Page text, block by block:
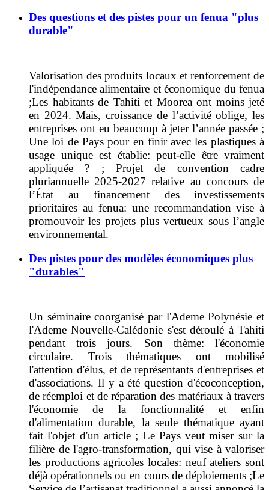
Des questions et des pistes pour un fenua "plus
durable"
Valorisation des produits locaux et renforcement de
l'indépendance alimentaire et économique du fenua
;Les habitants de Tahiti et Moorea ont moins jeté
en 2024. Mais,croissance de l’activité oblige, les
entreprises ont eu beaucoup à jeter l’année passée ;
Une loi de Pays pour en finir avec les plastiques à
usage unique est établie: peut-elle être vraiment
appliquée ? ; Projet de convention cadre
pluriannuelle 2025-2027relative au concours de
l’État au financement des investissements
prioritaires au fenua: une recommandationvise à
promouvoir les projets plus vertueux sous l’angle
environnemental.
Des pistes pour des modèles économiques plus
"durables"
Un séminaire coorganisé par l'Ademe Polynésie et
l'Ademe Nouvelle-Calédonie s'est déroulé à Tahiti
pendant trois jours. Son thème: l'économie
circulaire. Trois thématiques ont mobilisé
l'attention d'élus, et de représentants d'entreprises et
d'associations. Il y a été question d'écoconception,
de réemploi et de réparation des matériaux à travers
l'économie de la fonctionnalité et enfin
d'alimentation durable, la seule thématique ayant
fait l'objet d'un article ; Le Pays veut miser sur la
filière de l'agro-transformation, qui vise à valoriser
les productions agricoles locales: neuf ateliers sont
déjà opérationnels ou en cours de déploiements ;Le